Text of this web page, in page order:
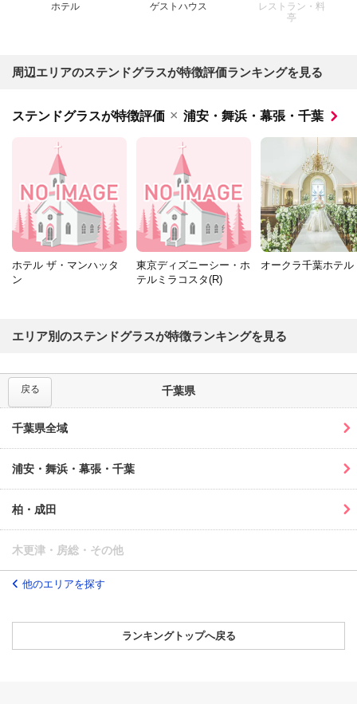
ホテル ゲストハウス
レストラン・料
亭
周辺エリアのステンドグラスが特徴評価ランキングを見る
ステンドグラスが特徴評価 × 浦安・舞浜・幕張・千葉
ホテル ザ・マンハッタ
ン
東京ディズニーシー・ホ
テルミラコスタ(R)
オークラ千葉ホテル
エリア別のステンドグラスが特徴ランキングを見る
千葉県
戻る
千葉県全域
浦安・舞浜・幕張・千葉
柏・成田
木更津・房総・その他
他のエリアを探す
ランキングトップへ戻る